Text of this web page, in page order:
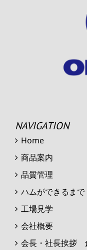
NAVIGATION
Home
商品案内
品質管理
ハムができるまで
工場見学
会社概要
会長・社長挨拶